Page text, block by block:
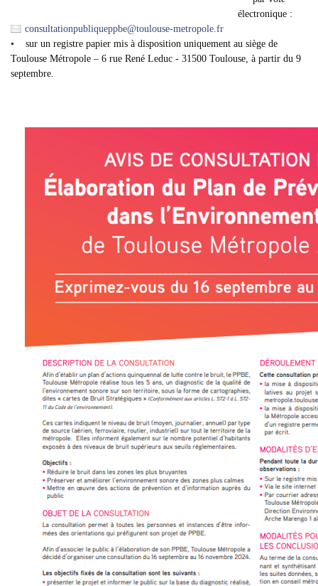
électronique :
consultationpubliqueppbe@toulouse-metropole.fr
• sur un registre papier mis à disposition uniquement au siège de
Toulouse Métropole – 6 rue René Leduc - 31500 Toulouse, à partir du 9
septembre.